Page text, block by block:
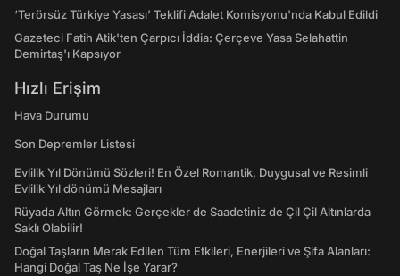
‘Terörsüz Türkiye Yasası’ Teklifi Adalet Komisyonu'nda Kabul Edildi
Gazeteci Fatih Atik'ten Çarpıcı İddia: Çerçeve Yasa Selahattin
Demirtaş'ı Kapsıyor
Hızlı Erişim
Hava Durumu
Son Depremler Listesi
Evlilik Yıl Dönümü Sözleri! En Özel Romantik, Duygusal ve Resimli
Evlilik Yıl dönümü Mesajları
Rüyada Altın Görmek: Gerçekler de Saadetiniz de Çil Çil Altınlarda
Saklı Olabilir!
Doğal Taşların Merak Edilen Tüm Etkileri, Enerjileri ve Şifa Alanları:
Hangi Doğal Taş Ne İşe Yarar?